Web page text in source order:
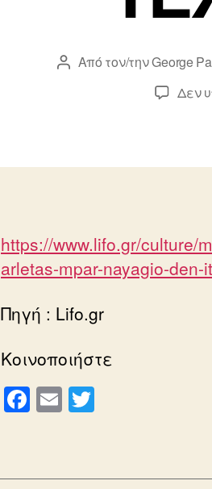
Συντάκτης
Από τον/τηνGeorge
Δεν
https://www.lifo.gr/culture/
arletas-mpar-nayagio-den-
Πηγή : Lifo.gr
Κοινοποιήστε
F
a
e
E
m
er